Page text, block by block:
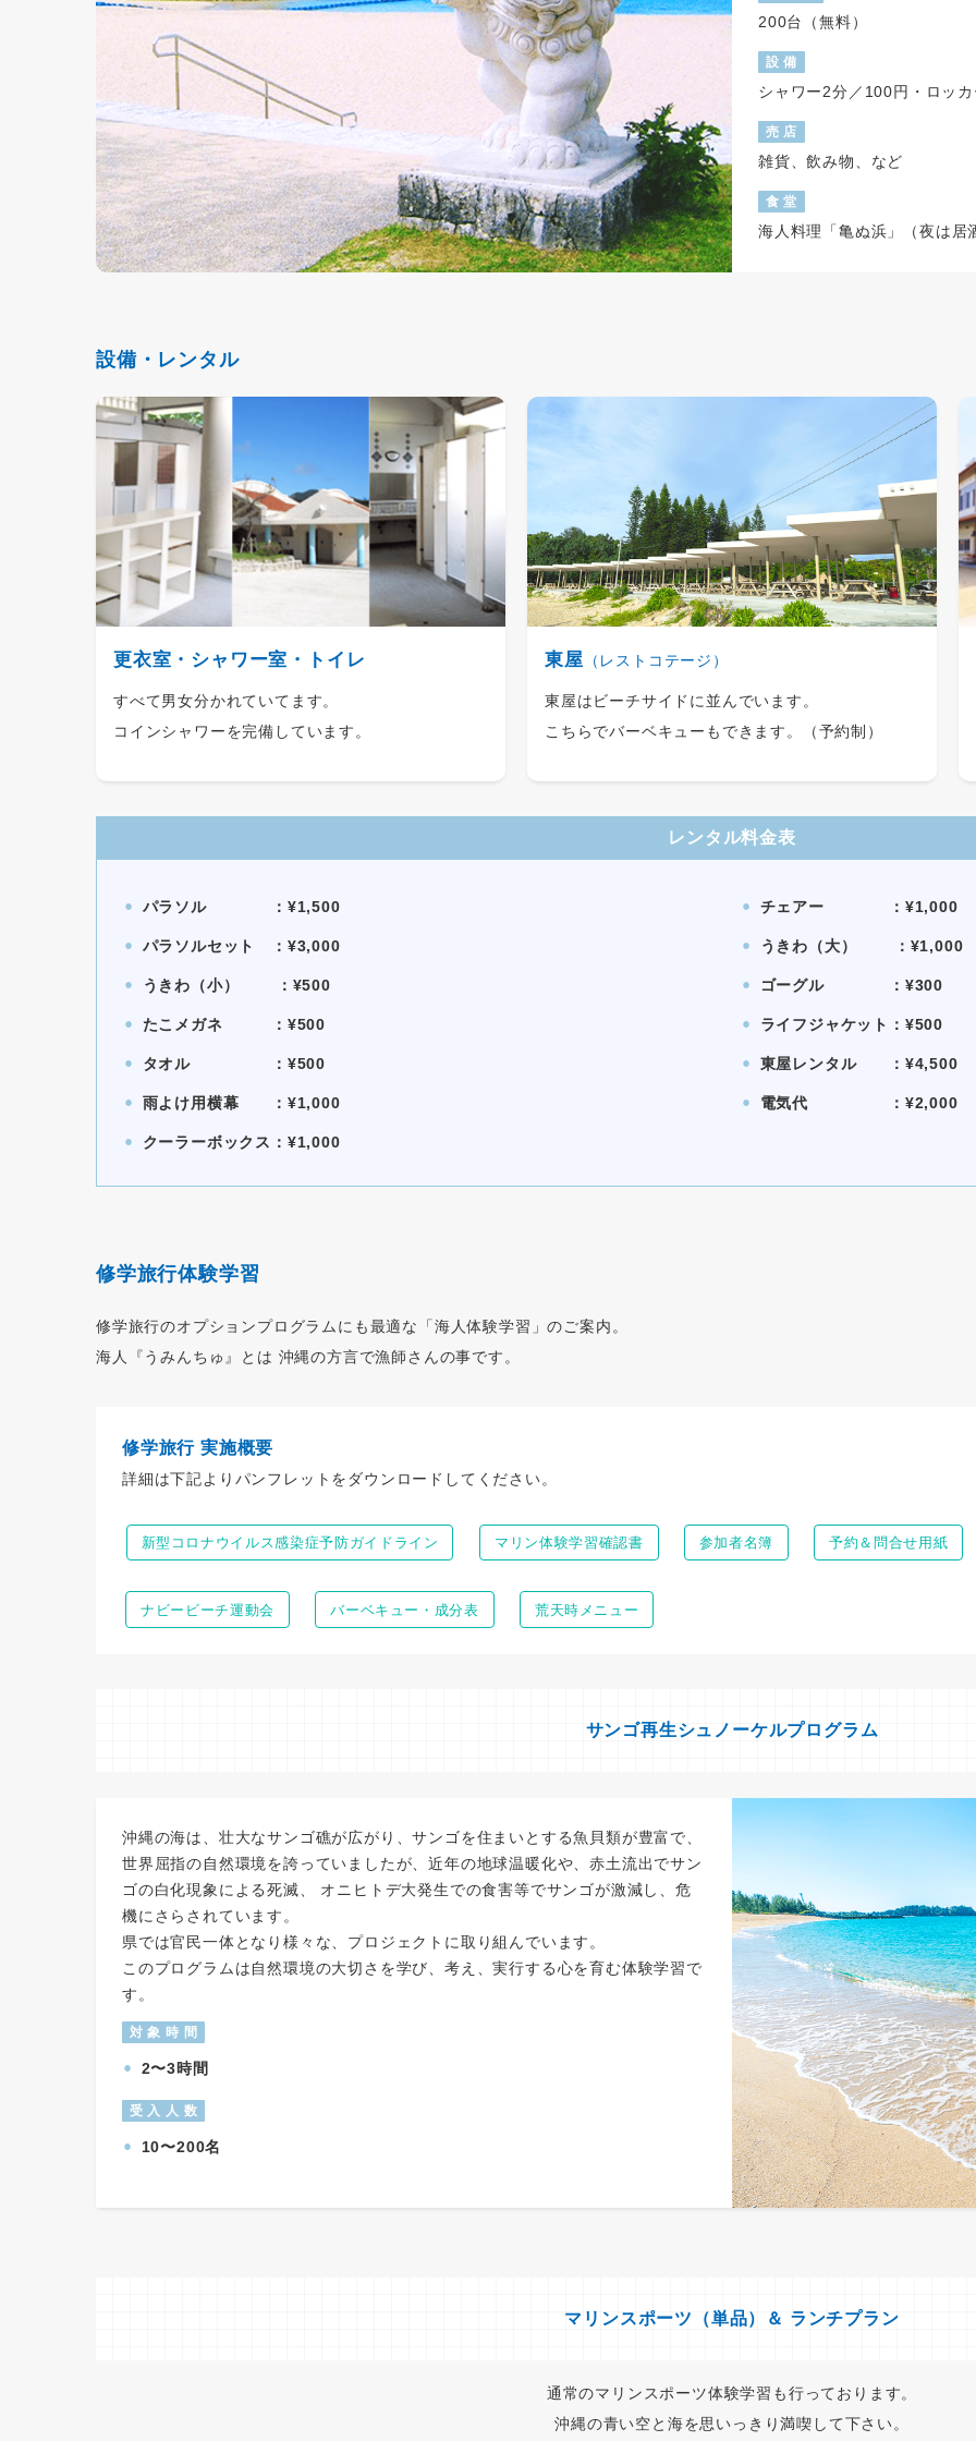
200台（無料）
設 備
シャワー2分／100円・ロッ
売 店
雑貨、飲み物、など
食 堂
海人料理「亀ぬ浜」（夜は居
設備・レンタル
更衣室・シャワー室・トイレ
すべて男女分かれていてます。
コインシャワーを完備しています。
東屋 （レストコテージ）
東屋はビーチサイドに並んでいます。
こちらでバーベキューもできます。（予約制）
レンタル料金表
⚫︎ パラソル ：¥1,500 ⚫︎ チェアー ：¥1,000
⚫︎ パラソルセット ：¥3,000 ⚫︎ うきわ（大） ：¥1,000
⚫︎ うきわ（小） ：¥500 ⚫︎ ゴーグル ：¥300
⚫︎ たこメガネ ：¥500 ⚫︎ ライフジャケット：¥500
⚫︎ タオル ：¥500 ⚫︎ 東屋レンタル ：¥4,500
⚫︎ 雨よけ用横幕 ：¥1,000 ⚫︎ 電気代 ：¥2,000
⚫︎ クーラーボックス：¥1,000
修学旅行体験学習
修学旅行のオプションプログラムにも最適な「海人体験学習」のご案内。
海人『うみんちゅ』とは 沖縄の方言で漁師さんの事です。
修学旅行 実施概要
詳細は下記よりパンフレットをダウンロードしてください。
新型コロナウイルス感染症予防ガイドライン マリン体験学習確認書 参加者名簿 予約＆問合せ用紙
ナビービーチ運動会 バーベキュー・成分表 荒天時メニュー
サンゴ再生シュノーケルプログラム
沖縄の海は、壮大なサンゴ礁が広がり、サンゴを住まいとする魚貝類が豊富で、
世界屈指の自然環境を誇っていましたが、近年の地球温暖化や、赤土流出でサン
ゴの白化現象による死滅、 オニヒトデ大発生での食害等でサンゴが激減し、危
機にさらされています。
県では官民一体となり様々な、プロジェクトに取り組んでいます。
このプログラムは自然環境の大切さを学び、考え、実行する心を育む体験学習で
す。
対 象 時 間
⚫︎ 2〜3時間
受 入 人 数
⚫︎ 10〜200名
マリンスポーツ（単品）＆ ランチプラン
通常のマリンスポーツ体験学習も行っております。
沖縄の青い空と海を思いっきり満喫して下さい。